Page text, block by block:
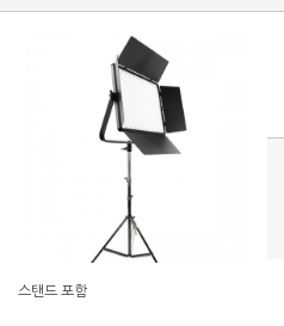
스탠드 포함